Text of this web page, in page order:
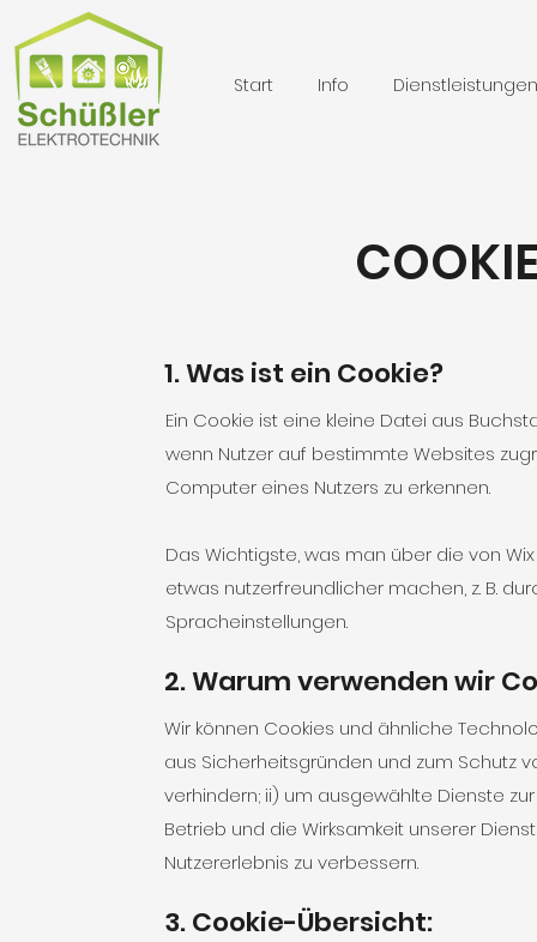
Start Info Dienstleistungen
1. Was ist ein Cookie?
Ein Cookie ist eine kleine Datei aus
wenn Nutzer auf bestimmte Websites
Computer eines Nutzers zu erkennen.
Das Wichtigste, was man über die von
etwas nutzerfreundlicher machen, z. B.
Spracheinstellungen.
2. Warum verwenden wir
Wir können Cookies und ähnliche
aus Sicherheitsgründen und zum Schutz
verhindern; ii) um ausgewählte Dienste
Betrieb und die Wirksamkeit unserer
Nutzererlebnis zu verbessern.
3. Cookie-Übersicht: